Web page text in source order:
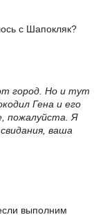
с Шапокляк?
город. Но и тут
Гена и его
пожалуйста. Я
ваша
выполним